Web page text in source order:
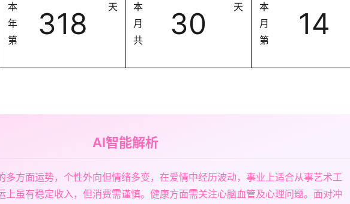
本
年
第
318 天
本
月
共
30 天
本
月
第
14
AI智能解析
多方面运势，个性外向但情绪多变，在爱情中经历波动，事业上适合从事艺术工
上虽有稳定收入，但消费需谨慎。健康方面需关注心脑血管及心理问题。面对冲